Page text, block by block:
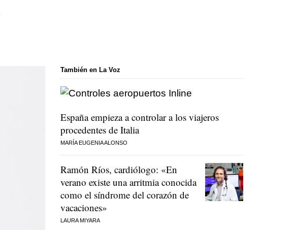
También en La Voz
España empieza a controlar a los viajeros
procedentes de Italia
MARÍA EUGENIA ALONSO
Ramón Ríos, cardiólogo: «En
verano existe una arritmia conocida
como el síndrome del corazón de
vacaciones»
LAURA MIYARA